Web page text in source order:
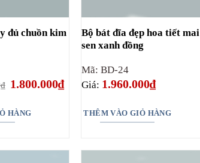
đủ chuồn kim
₫ Giá
gốc
1.900.000₫.
1.800.000₫Giá
hiện
1.800.000₫.
HÀNG
Bộ bát đĩa đẹp hoa tiết mai
sen xanh đồng
Mã: BD-24
Giá: 1.960.000₫
THÊM VÀO GIỎ HÀNG